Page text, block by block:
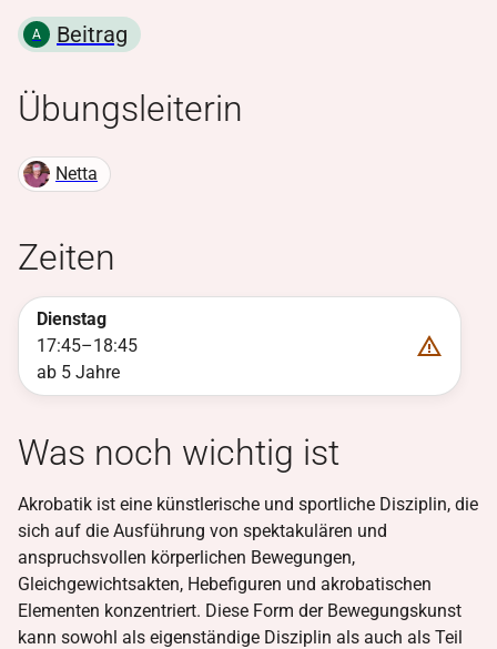
A Beitrag
Übungsleiterin
Netta
Zeiten
Dienstag
17:45–18:45
ab 5 Jahre
Was noch wichtig ist
Akrobatik ist eine künstlerische und sportliche Disziplin, die
sich auf die Ausführung von spektakulären und
anspruchsvollen körperlichen Bewegungen,
Gleichgewichtsakten, Hebefiguren und akrobatischen
Elementen konzentriert. Diese Form der Bewegungskunst
kann sowohl als eigenständige Disziplin als auch als Teil